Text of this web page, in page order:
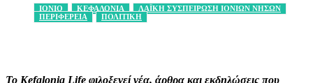
ΙΟΝΙΟ ΚΕΦΑΛΟΝΙΑ
ΛΑΪΚΗ ΣΥΣΠΕΙΡΩΣΗ ΙΟΝΙΩΝ ΝΗΣΩΝ
ΠΕΡΙΦΕΡΕΙΑ
ΠΟΛΙΤΙΚΗ
Το Kefalonia Life φιλοξενεί νέα, άρθρα και εκδηλώσεις που